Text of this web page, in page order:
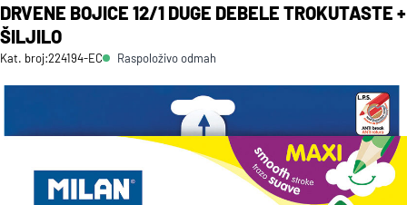
DRVENE BOJICE 12/1 DUGE DEBELE TROKUTASTE +
ŠILJILO
Kat. broj:224194-EC Raspoloživo odmah